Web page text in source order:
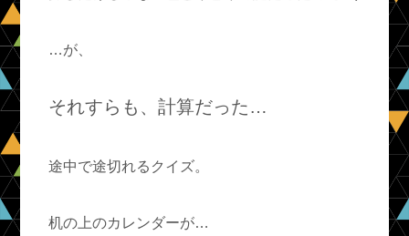
…が、
それすらも、計算だった…
途中で途切れるクイズ。
机の上のカレンダーが…